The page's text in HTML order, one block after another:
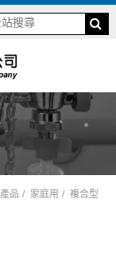
產品 家庭用 複合型